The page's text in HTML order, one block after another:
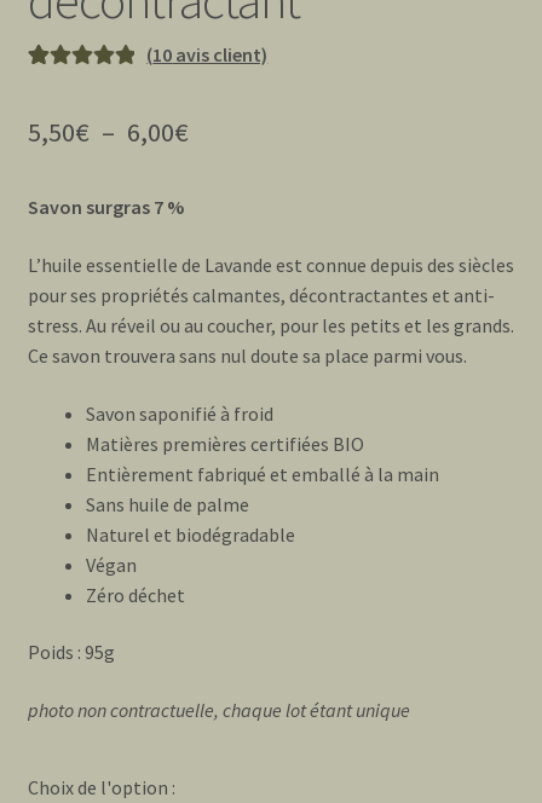
notations
(10 avis client)
5,50€ – 6,00€Plage
5,50€
à
6,00€
Savon surgras 7 %
L’huile essentielle de Lavande est connue depuis des siècles
pour ses propriétés calmantes, décontractantes et anti-
stress. Au réveil ou au coucher, pour les petits et les grands.
Ce savon trouvera sans nul doute sa place parmi vous.
Savon saponifié à froid
Matières premières certifiées BIO
Entièrement fabriqué et emballé à la main
Sans huile de palme
Naturel et biodégradable
Végan
Zéro déchet
Poids : 95g
photo non contractuelle, chaque lot étant unique
Choix de l'option :